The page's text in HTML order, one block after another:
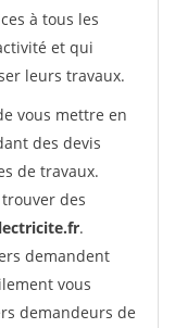
à tous les
et qui
leurs travaux.
vous mettre en
des devis
de travaux.
des
.
demandent
vous
demandeurs de